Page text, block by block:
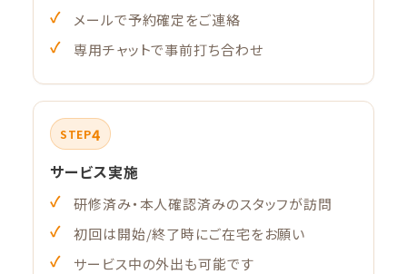
メールで予約確定をご連絡
専用チャットで事前打ち合わせ
STEP4
サービス実施
研修済み・本人確認済みのスタッフが訪問
初回は開始/終了時にご在宅をお願い
サービス中の外出も可能です